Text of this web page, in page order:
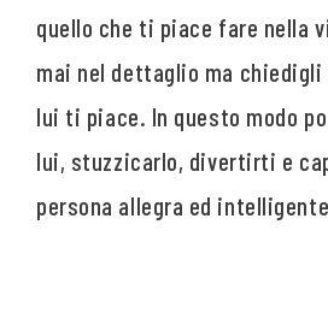
quello che ti piace fare nella
mai nel dettaglio ma chiedigli
lui ti piace. In questo modo
lui, stuzzicarlo, divertirti e
persona allegra ed